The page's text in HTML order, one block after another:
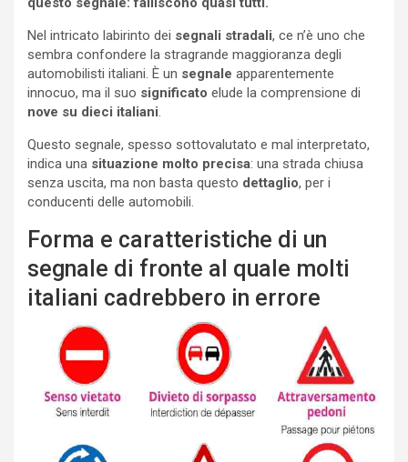
Nel intricato labirinto dei segnali stradali, ce n’è uno che
sembra confondere la stragrande maggioranza degli
automobilisti italiani. È un segnale apparentemente
innocuo, ma il suo significato elude la comprensione di
nove su dieci italiani.
Questo segnale, spesso sottovalutato e mal interpretato,
indica una situazione molto precisa: una strada chiusa
senza uscita, ma non basta questo dettaglio, per i
conducenti delle automobili.
Forma e caratteristiche di un
segnale di fronte al quale molti
italiani cadrebbero in errore